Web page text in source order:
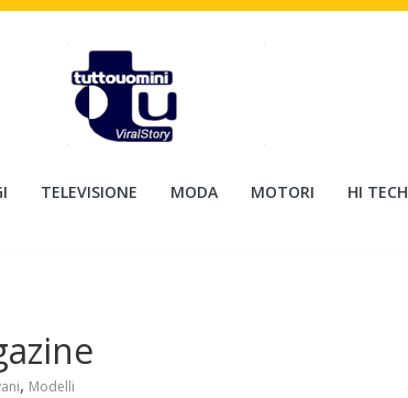
TELEVISIONE MODA MOTORI HI TECH
, Modelli